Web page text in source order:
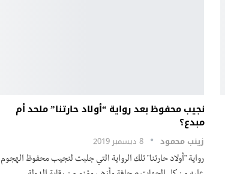
نجيب محفوظ بعد رواية “أولاد حارتنا” ملحد أم
مبدع؟
زينب محمود 8 ديسمبر 2019
رواية "أولاد حارتنا" تلك الرواية التي جلبت لنجيب محفوظ الهجوم